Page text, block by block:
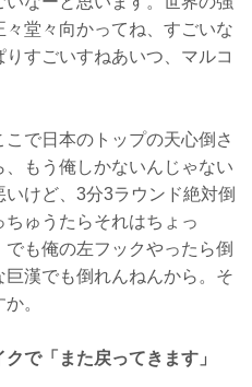
堂々向かってね、すごいな
すごいすねあいつ、マルコ
で日本のトップの天心倒さ
もう俺しかないんじゃない
けど、3分3ラウンド絶対倒
ゅうたらそれはちょっ
も俺の左フックやったら倒
漢でも倒れんねんから。そ
。
で「また戻ってきます」